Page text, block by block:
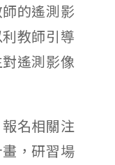
的遙測影
教師引導
遙測影像
名相關注
，研習場